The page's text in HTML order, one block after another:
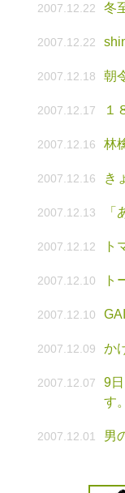
2007.12.22 冬
2007.12.22
2007.12.18 朝
2007.12.17 １
2007.12.16 林
2007.12.16 き
2007.12.13
2007.12.12 ト
2007.12.10 ト
2007.12.10
2007.12.09 か
2007.12.07
9
す。
2007.12.01 男